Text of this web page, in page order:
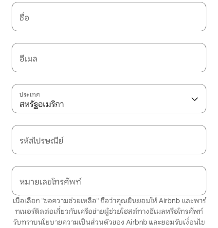
ชื่อ
อีเมล
ประเทศ
สหรัฐอเมริกา
รหัสไปรษณีย์
หมายเลขโทรศัพท์
เมื่อเลือก "ขอความช่วยเหลือ" ถือว่าคุณยินยอมให้ Airbnb และพาร์
ทเนอร์ติดต่อเกี่ยวกับเครือข่ายผู้ช่วยโฮสต์ทางอีเมลหรือโทรศัพท์
รับทราบนโยบายความเป็นส่วนตัวของ Airbnb และยอมรับเงื่อนไข